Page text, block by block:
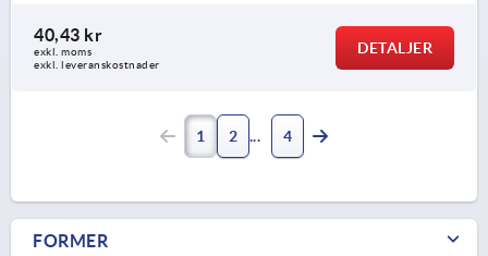
40,43 kr
exkl. moms
exkl. leveranskostnader
DETALJER
1 2 4
FORMER